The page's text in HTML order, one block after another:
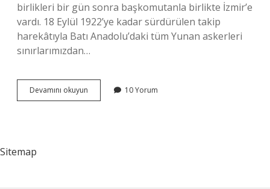
birlikleri bir gün sonra başkomutanla birlikte İzmir’e
vardı. 18 Eylül 1922’ye kadar sürdürülen takip
harekâtıyla Batı Anadolu’daki tüm Yunan askerleri
sınırlarımızdan…
Devamını okuyun
Kim
10 Yorum
Sitemap